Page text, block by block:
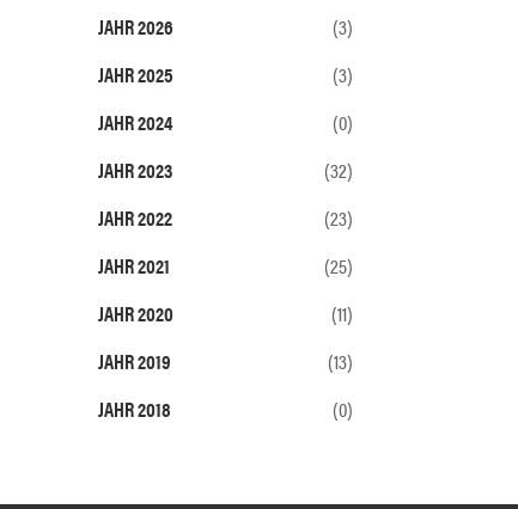
JAHR 2026
(3)
JAHR 2025
(3)
JAHR 2024
(0)
JAHR 2023
(32)
JAHR 2022
(23)
JAHR 2021
(25)
JAHR 2020
(11)
JAHR 2019
(13)
JAHR 2018
(0)